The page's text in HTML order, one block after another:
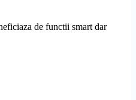
de functii smart dar